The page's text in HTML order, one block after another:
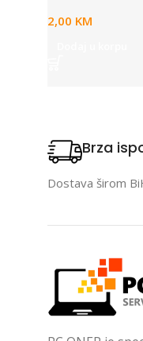
2,00 KM
Brza
Dostava širom